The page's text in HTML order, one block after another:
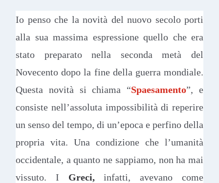
Io penso che la novità del nuovo secolo porti
alla sua massima espressione quello che era
stato preparato nella seconda metà del
Novecento dopo la fine della guerra mondiale.
Questa novità si chiama “Spaesamento”, e
consiste nell’assoluta impossibilità di reperire
un senso del tempo, di un’epoca e perfino della
propria vita. Una condizione che l’umanità
occidentale, a quanto ne sappiamo, non ha mai
vissuto. I Greci,infatti, avevano come